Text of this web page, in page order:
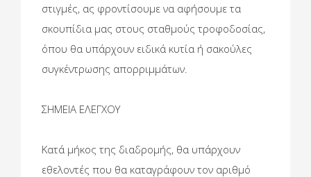
στιγμές, ας φροντίσουμε να αφήσουμε τα
σκουπίδια μας στους σταθμούς τροφοδοσίας,
όπου θα υπάρχουν ειδικά κυτία ή σακούλες
συγκέντρωσης απορριμμάτων.
ΣΗΜΕΙΑ ΕΛΕΓΧΟΥ
Κατά μήκος της διαδρομής, θα υπάρχουν
εθελοντές που θα καταγράφουν τον αριθμό